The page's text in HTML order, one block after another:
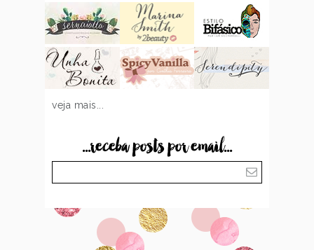
veja mais...
...receba posts por email...